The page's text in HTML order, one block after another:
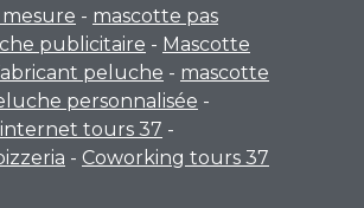
- mascotte pas
publicitaire - Mascotte
peluche - mascotte
personnalisée -
tours 37 -
- Coworking tours 37